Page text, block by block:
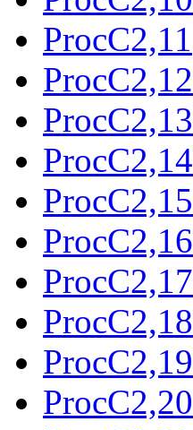
ProcC2,11
ProcC2,12
ProcC2,13
ProcC2,14
ProcC2,15
ProcC2,16
ProcC2,17
ProcC2,18
ProcC2,19
ProcC2,20